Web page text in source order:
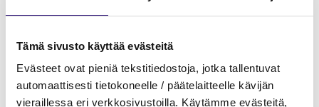
Tämä sivusto käyttää evästeitä
Evästeet ovat pieniä tekstitiedostoja, jotka tallentuvat
automaattisesti tietokoneelle / päätelaitteelle kävijän
vieraillessa eri verkkosivustoilla. Käytämme evästeitä,